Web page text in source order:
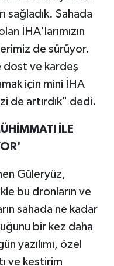
sağladık. Sahada
İHA'larımızın
de sürüyor.
dost ve kardeş
için mini İHA
de artırdık" dedi.
İLE
Güleryüz,
bu dronların ve
sahada ne kadar
bir kez daha
yazılımı, özel
ve kestirim